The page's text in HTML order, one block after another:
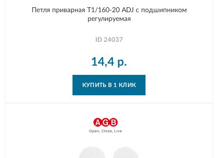
Петля приварная T1/160-20 ADJ с подшипником
регулируемая
ID 24037
14,4 р.
КУПИТЬ В 1 КЛИК